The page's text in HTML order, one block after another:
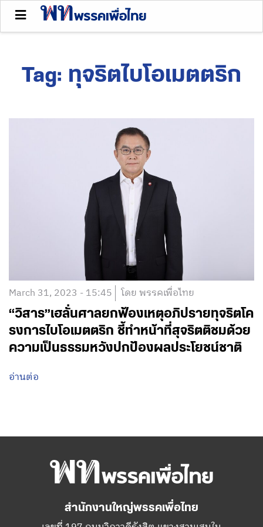
Tag: ทุจริตไบโอเมตตริก
March 31, 2023 - 15:45 โดย พรรคเพื่อไทย
“วิสาร”เฮลั่นศาลยกฟ้องเหตุอภิปรายทุจริตโค
รงการไบโอเมตตริก ชี้ทำหน้าที่สุจริตติชมด้วย
ความเป็นธรรมหวังปกป้องผลประโยชน์ชาติ
อ่านต่อ
สำนักงานใหญ่พรรคเพื่อไทย